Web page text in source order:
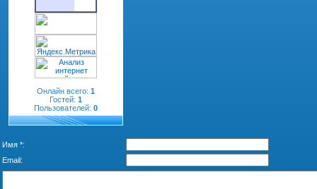
Онлайн всего: 1
Гостей: 1
Пользователей: 0
Имя *:
Email: